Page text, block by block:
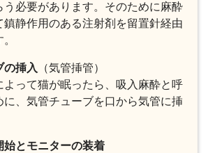
う必要があります。そのために麻酔
鎮静作用のある注射剤を留置針経由
の挿入
（気管挿管）
よって猫が眠ったら、吸入麻酔と呼
に、気管チューブを口から気管に挿
始とモニターの装着